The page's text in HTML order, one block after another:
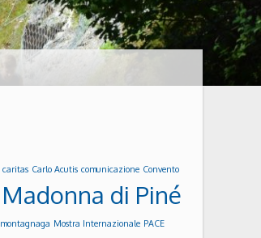
caritas Carlo Acutis comunicazione Convento
Madonna di Piné
montagnaga Mostra Internazionale PACE